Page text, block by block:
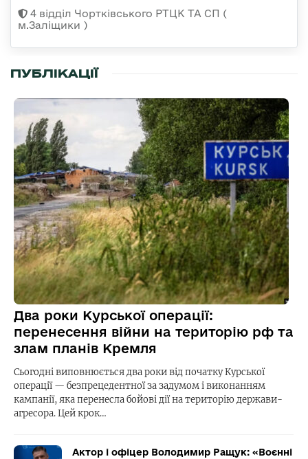
4 відділ Чортківського РТЦК ТА СП (
м.Заліщики )
ПУБЛІКАЦІЇ
Два роки Курської операції:
перенесення війни на територію рф та
злам планів Кремля
Сьогодні виповнюється два роки від початку Курської
операції — безпрецедентної за задумом і виконанням
кампанії, яка перенесла бойові дії на територію держави-
агресора. Цей крок…
Актор і офіцер Володимир Ращук: «Воєнні